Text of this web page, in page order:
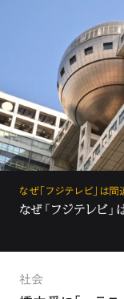
なぜ「フジテレビ」は
なぜ「フジテレビ」
社会